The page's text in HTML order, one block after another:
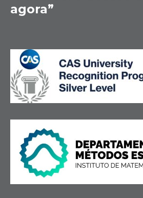
agora”